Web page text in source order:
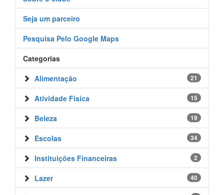
Seja um parceiro
Pesquisa Pelo Google Maps
Categorias
21
Alimentação
15
Atividade Física
19
Beleza
34
Escolas
2
Instituições Financeiras
40
Lazer